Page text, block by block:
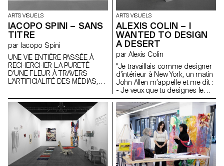
apprivoiser : l’abri, la lumière et
la nutrition. Qu’est-ce que vous
attraperiez dans votre jardin?
ARTS VISUELS
IACOPO SPINI – SANS
TITRE
par Iacopo Spini
UNE VIE ENTIÈRE PASSÉE À
RECHERCHER LA PURETÉ
D’UNE FLEUR À TRAVERS
L’ARTIFICIALITÉ DES MÉDIAS,
JUSTE TITRE QUE JE SUIS UN
HYPOCRITE ET PRODUIT DE
L’ENDURANCE en général,
l’allergie est une erreur,
certaines substances non
nuisibles sont échangées
comme telles. DANS CE CAS
NON, C’ÉTAIT UN MESSAGE
CLAIR FLEURS ET PLANTES DE
ARTS VISUELS
ALEXIS COLIN – I
WANTED TO DESIGN
A DESERT
par Alexis Colin
"Je travaillais comme designer
d’intérieur à New York, un matin
John Allen m’appelle et me dit :
- Je veux que tu designes le
désert "